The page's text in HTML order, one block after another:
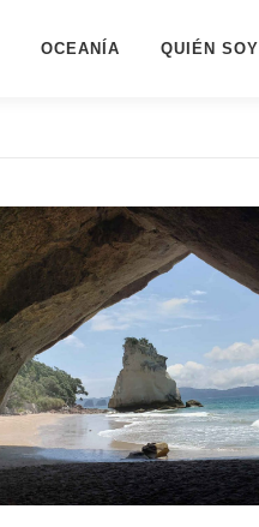
OCEANÍA QUIÉN SOY